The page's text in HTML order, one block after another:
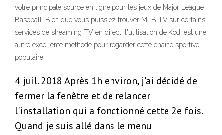
votre principale source en ligne pour les jeux de Major League
Baseball. Bien que vous puissiez trouver MLB TV sur certains
services de streaming TV en direct, l'utilisation de Kodi est une
autre excellente méthode pour regarder cette chaîne sportive
populaire.
4 juil. 2018 Après 1h environ, j'ai décidé de
fermer la fenêtre et de relancer
l'installation qui a fonctionné cette 2e fois.
Quand je suis allé dans le menu